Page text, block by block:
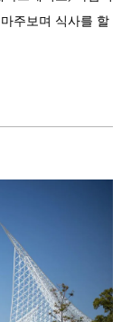
주보며 식사를 할